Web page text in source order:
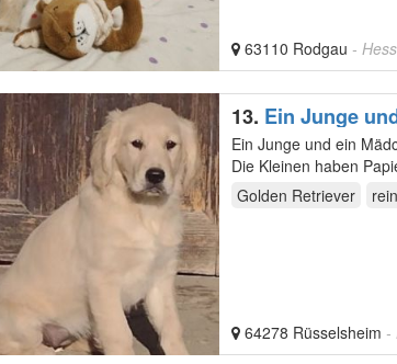
63110 Rodgau -
13. Ein Junge
Ein Junge und ein
Die Kleinen haben
Golden Retriever
64278 Rüsselsheim -